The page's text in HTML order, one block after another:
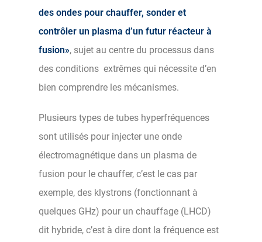
des ondes pour chauffer, sonder et
contrôler un plasma d’un futur réacteur à
fusion», sujet au centre du processus dans
des conditions extrêmes qui nécessite d’en
bien comprendre les mécanismes.
Plusieurs types de tubes hyperfréquences
sont utilisés pour injecter une onde
électromagnétique dans un plasma de
fusion pour le chauffer, c’est le cas par
exemple, des klystrons (fonctionnant à
quelques GHz) pour un chauffage (LHCD)
dit hybride, c’est à dire dont la fréquence est